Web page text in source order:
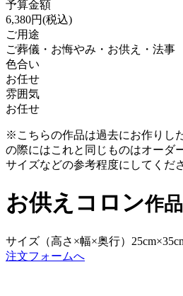
予算金額
6,380円(税込)
ご用途
ご葬儀・お悔やみ・お供え・法事
色合い
お任せ
雰囲気
お任せ
※こちらの作品は過去にお作りし
の際にはこれと同じものはオーダ
サイズなどの参考程度にしてくだ
お供えコロン作
サイズ（高さ×幅×奥行）
注文フォームへ